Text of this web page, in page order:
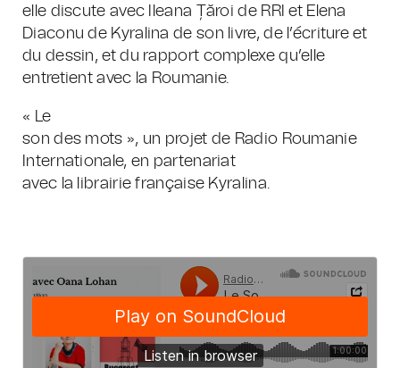
elle discute avec Ileana Țăroi de RRI et Elena
Diaconu de Kyralina de son livre, de l’écriture et
du dessin, et du rapport complexe qu’elle
entretient avec la Roumanie.
« Le
son des mots », un projet de Radio Roumanie
Internationale, en partenariat
avec la librairie française Kyralina.